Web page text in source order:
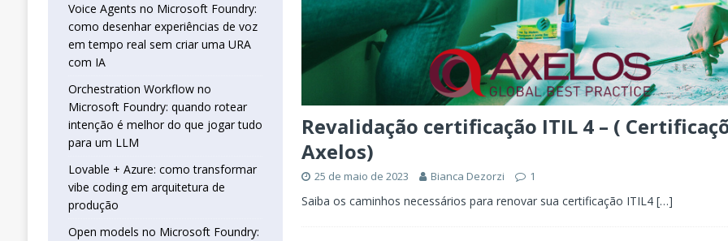
Revalidação certificação ITIL 4 – (
Axelos)
25 de maio de 2023 Bianca Dezorzi 1
Saiba os caminhos necessários para renovar sua certificação ITIL4[…]
Voice Agents no Microsoft Foundry:
como desenhar experiências de voz
em tempo real sem criar uma URA
com IA
Orchestration Workflow no
Microsoft Foundry: quando rotear
intenção é melhor do que jogar tudo
para um LLM
Lovable + Azure: como transformar
vibe coding em arquitetura de
produção
Open models no Microsoft Foundry: